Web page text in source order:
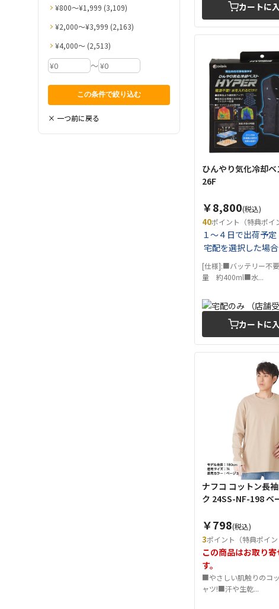
¥800〜¥1,999 (3,109)
¥2,000〜¥3,999 (2,163)
¥4,000〜 (2,513)
～
× 一つ前に戻る
カートに
ひんやり気化冷却ベ
26F
￥8,800(税込)
40ポイント（特典ポイ
１～４日で出荷予定
宅配を選択した場合
[仕様]:■バッテリー不
量 約400ml■水...
カートに
ナフコ コットン長
ク 24SS-NF-198 ベ
￥798(税込)
3ポイント（特典ポイン
この商品はお取り
す。
■やさしい肌触りのコ
ャツ!■汗や生乾...